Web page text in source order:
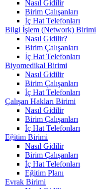
Nasıl Gidilir
Birim Çalışanları
İç Hat Telefonları
Bilgi İşlem (Network) Birimi
Nasıl Gidilir?
Birim Çalışanları
İç Hat Telefonları
Biyomedikal Birimi
Nasıl Gidilir
Birim Çalışanları
İç Hat Telefonları
Çalışan Hakları Birimi
Nasıl Gidilir
Birim Çalışanları
İç Hat Telefonları
Eğitim Birimi
Nasıl Gidilir
Birim Çalışanları
İç Hat Telefonları
Eğitim Planı
Evrak Birimi